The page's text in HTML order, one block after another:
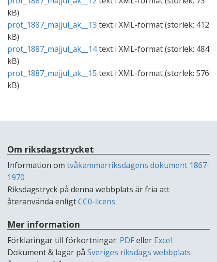
kB)
prot_1887_majjul_ak__13 text i XML-format (storlek: 412
kB)
prot_1887_majjul_ak__14text i XML-format (storlek: 484
kB)
prot_1887_majjul_ak__15 text i XML-format (storlek: 576
kB)
Om riksdagstrycket
Information om tvåkammarriksdagens dokument 1867-
1970
Riksdagstryck på denna webbplats är fria att
återanvända enligtCC0-licens
Mer information
Förklaringar till förkortningar: PDFeller Excel
Dokument & lagar på Sveriges riksdags webbplats